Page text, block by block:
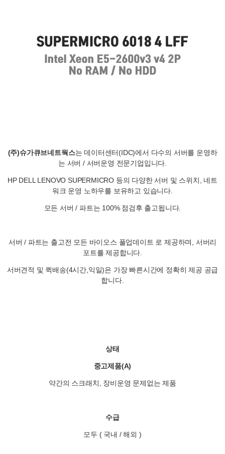
(주)슈가큐브네트웍스는 데이터센터(IDC)에서 다수의 서버를 운영하
는 서버 / 서버운영 전문기업입니다.
HP DELL LENOVO SUPERMICRO 등의 다양한 서버 및 스위치, 네트
워크 운영 노하우를 보유하고 있습니다.
모든 서버 / 파트는 100% 점검후 출고됩니다.
서버 / 파트는 출고전 모든 바이오스 풀업데이트 로 제공하며, 서버리
포트를 제공합니다.
서버견적 및 퀵배송(4시간,익일)은 가장 빠른시간에 정확히 제공 공급
합니다.
상태
중고제품(A)
약간의 스크래치, 장비운영 문제없는 제품
수급
모두 ( 국내 / 해외 )